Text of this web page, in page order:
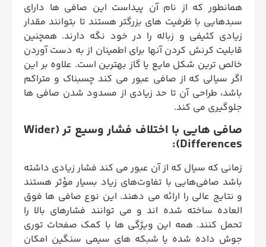
همانطور که از نام آن پیداست این صافی ها دارای
سبدهایی با ظرفیت های بزرگتر هستند تا بتوانند مقدار
زیادی کثیفی و زباله را در خود نگه دارند. همچنین
قابلیت کرنش کردن آنها برای اطمینان از به دست آوردن
خالص ترین شکل مایع یا گاز بهترین است. علاوه بر این
اگر سیالی که از صافی عبور می کند چسبناک و متراکم
باشد، طراحی آن تا حد زیادی از مسدود شدن صافی ها
جلوگیری می کند.
صافی هایی با اختلاف فشار وسیع ‌تر (Wider
Differences):
زمانی که سیال که از آن عبور می‌ کند فشار زیادی داشته
باشد صافی‌هایی با تفاوت‌های زیاد بسیار مؤثر هستند
و نتایج عالی را ارائه می ‌دهند. این نوع صافی ها فوق
العاده ساخته شده اند و می توانند فشارهای بالا را
تحمل کنند. همه این ویژگی ها با کمک صفحات توری
جوش داده شده یا شبکه های سیمی سنگین امکان